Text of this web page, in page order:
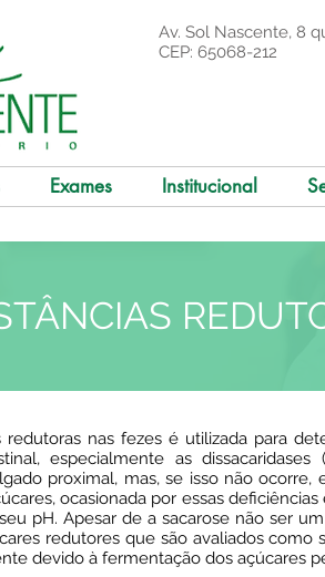
Av. Sol Nascente, 8
CEP: 65068-212
Exames Institucional
redutoras nas fezes é utilizada para
especialmente as
proximal, mas, se isso não
ocasionada por essas
pH. Apesar de a sacarose não ser
redutores que são avaliados
devido à fermentação dos açúcares